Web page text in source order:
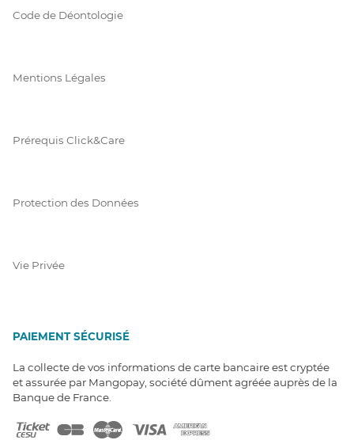
Code de Déontologie
Mentions Légales
Prérequis Click&Care
Protection des Données
Vie Privée
PAIEMENT SÉCURISÉ
La collecte de vos informations de carte bancaire est cryptée
et assurée par Mangopay, société dûment agréée auprès de la
Banque de France.